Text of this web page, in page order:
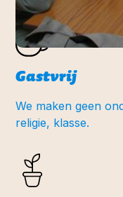
Gastvrij
We maken geen
religie, klasse.